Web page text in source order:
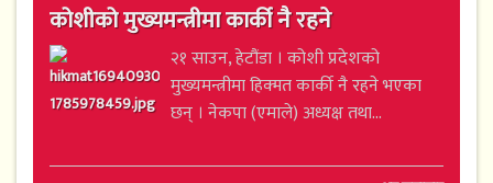
कोशीको मुख्यमन्त्रीमा कार्की नै रहने
२१ साउन, हेटौंडा । कोशी प्रदेशको
मुख्यमन्त्रीमा हिक्मत कार्की नै रहने भएका
छन् । नेकपा (एमाले) अध्यक्ष तथा...